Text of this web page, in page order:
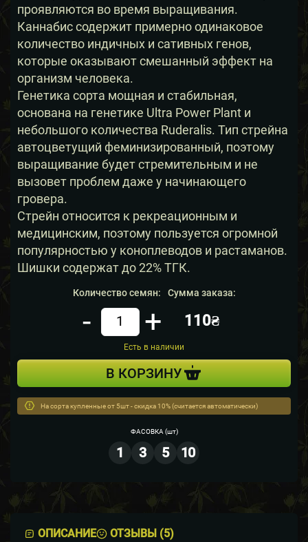
проявляются во время выращивания.
Каннабис содержит примерно одинаковое
количество индичных и сативных генов,
которые оказывают смешанный эффект на
организм человека.
Генетика сорта мощная и стабильная,
основана на генетике Ultra Power Plant и
небольшого количества Ruderalis. Тип стрейна
автоцветущий феминизированный, поэтому
выращивание будет стремительным и не
вызовет проблем даже у начинающего
гровера.
Стрейн относится к рекреационным и
медицинским, поэтому пользуется огромной
популярностью у коноплеводов и растаманов.
Шишки содержат до 22% ТГК.
Количество семян:
Кол-во
- +
Сумма заказа:
110₴
Есть в наличии
В КОРЗИНУ
На сорта купленные от 5шт - скидка 10% (считается автоматически)
ФАСОВКА (шт)
1 3 5 10
ОПИСАНИЕ ОТЗЫВЫ (5)